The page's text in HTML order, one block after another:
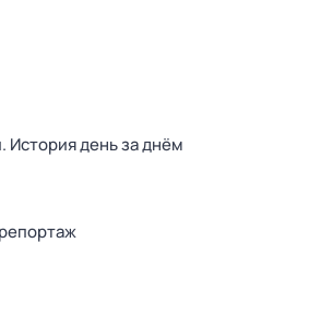
История день за днём